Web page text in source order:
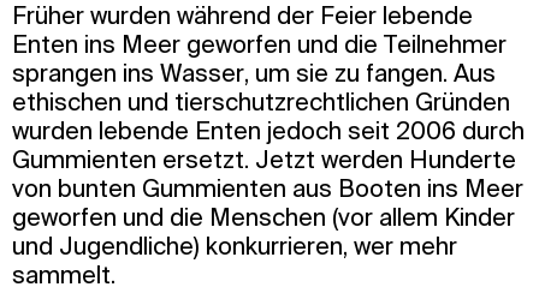
Früher wurden während der Feier lebende
Enten ins Meer geworfen und die Teilnehmer
sprangen ins Wasser, um sie zu fangen. Aus
ethischen und tierschutzrechtlichen Gründen
wurden lebende Enten jedoch seit 2006 durch
Gummienten ersetzt. Jetzt werden Hunderte
von bunten Gummienten aus Booten ins Meer
geworfen und die Menschen (vor allem Kinder
und Jugendliche) konkurrieren, wer mehr
sammelt.